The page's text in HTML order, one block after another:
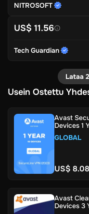
NITROSOFT
US$ 11.56
Tech Guardian
Lataa
Usein Ostettu
Avast
Devices 1
GLOBAL
US$ 8.08
Avast
Devices 3